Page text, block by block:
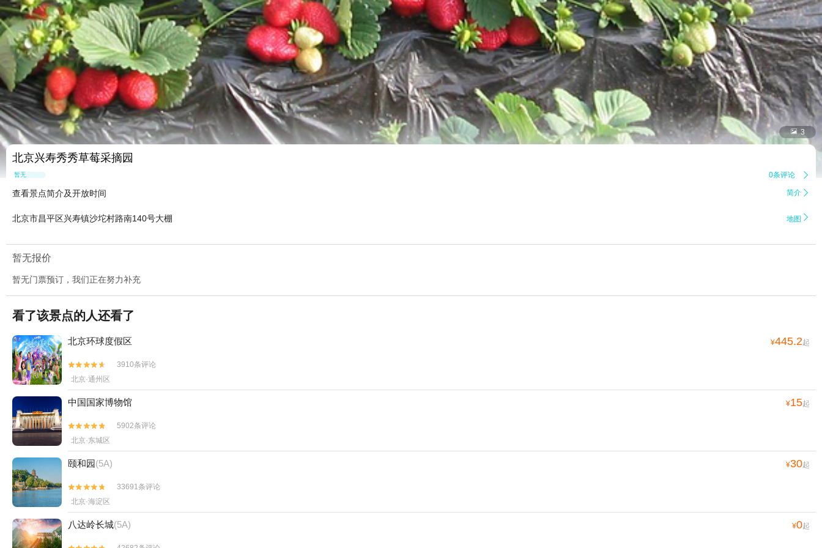
 3
北京兴寿秀秀草莓采摘园
暂无点评 0条评论 
查看景点简介及开放时间 简介 
北京市昌平区兴寿镇沙坨村路南140号大棚 地图 
暂无报价
暂无门票预订，我们正在努力补充
看了该景点的人还看了
北京环球度假区 ¥445.2起


3910条评论
北京·通州区
中国国家博物馆 ¥15起


5902条评论
北京·东城区
颐和园(5A) ¥30起


33691条评论
北京·海淀区
八达岭长城(5A) ¥0起